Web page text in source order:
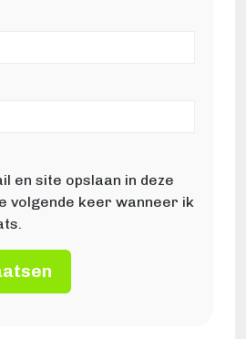
en site opslaan in deze
volgende keer wanneer ik